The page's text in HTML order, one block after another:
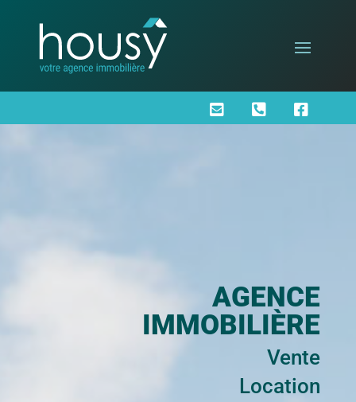
  
AGENCE
IMMOBILIÈRE
Vente
Location